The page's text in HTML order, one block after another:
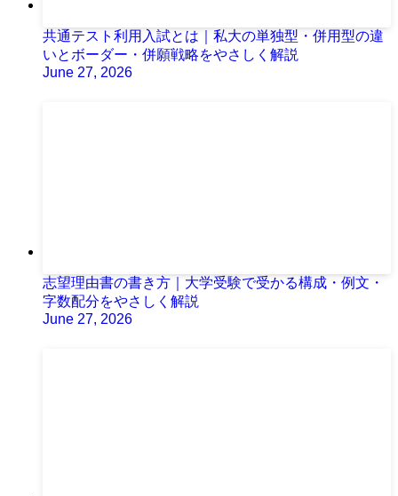
共通テスト利用入試とは｜私大の単独型・併用型の違
いとボーダー・併願戦略をやさしく解説
June 27, 2026
志望理由書の書き方｜大学受験で受かる構成・例文・
字数配分をやさしく解説
June 27, 2026